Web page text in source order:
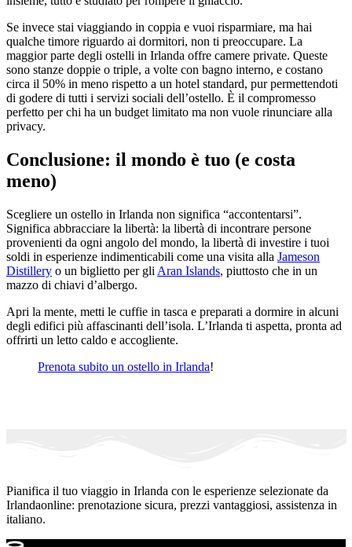
Se invece stai viaggiando in coppia e vuoi risparmiare, ma hai
qualche timore riguardo ai dormitori, non ti preoccupare. La
maggior parte degli ostelli in Irlanda offre camere private. Queste
sono stanze doppie o triple, a volte con bagno interno, e costano
circa il 50% in meno rispetto a un hotel standard, pur permettendoti
di godere di tutti i servizi sociali dell’ostello. È il compromesso
perfetto per chi ha un budget limitato ma non vuole rinunciare alla
privacy.
Conclusione: il mondo è tuo (e costa
meno)
Scegliere un ostello in Irlanda non significa “accontentarsi”.
Significa abbracciare la libertà: la libertà di incontrare persone
provenienti da ogni angolo del mondo, la libertà di investire i tuoi
soldi in esperienze indimenticabili come una visita alla Jameson
Distillery o un biglietto per gli Aran Islands, piuttosto che in un
mazzo di chiavi d’albergo.
Apri la mente, metti le cuffie in tasca e preparati a dormire in alcuni
degli edifici più affascinanti dell’isola. L’Irlanda ti aspetta, pronta ad
offrirti un letto caldo e accogliente.
Prenota subito un ostello in Irlanda!
Pianifica il tuo viaggio in Irlanda con le esperienze selezionate da
Irlandaonline: prenotazione sicura, prezzi vantaggiosi, assistenza in
italiano.